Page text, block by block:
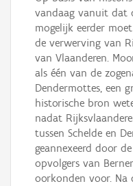
vandaag vanuit dat
mogelijk eerder
de verwerving van
van Vlaanderen.
als één van de
Dendermottes, een
historische bron
nadat
tussen Schelde en
geannexeerd door
opvolgers van
oorkonden voor. Na